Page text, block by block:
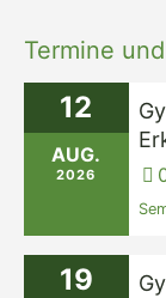
Termine
12
AUG.
2026
19